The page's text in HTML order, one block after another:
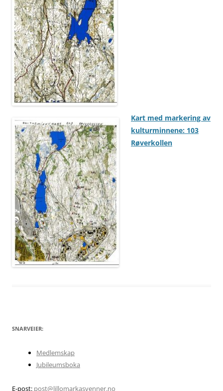
Kart med markering av
kulturminnene: 103
Røverkollen
SNARVEIER:
Medlemskap
Jubileumsboka
E-post: post@lillomarkasvenner.no